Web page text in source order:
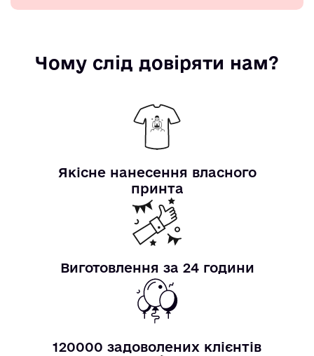
Чому слід довіряти нам?
Якісне нанесення власного
принта
Виготовлення за 24 години
120000 задоволених клієнтів